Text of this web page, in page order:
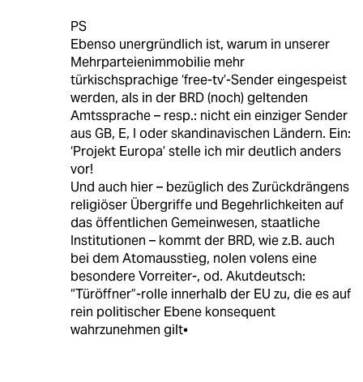
PS
Ebenso unergründlich ist, warum in unserer
Mehrparteienimmobilie mehr
türkischsprachige ‘free-tv’-Sender eingespeist
werden, als in der BRD (noch) geltenden
Amtssprache – resp.: nicht ein einziger Sender
aus GB, E, I oder skandinavischen Ländern. Ein:
‘Projekt Europa’ stelle ich mir deutlich anders
vor!
Und auch hier – bezüglich des Zurückdrängens
religiöser Übergriffe und Begehrlichkeiten auf
das öffentlichen Gemeinwesen, staatliche
Institutionen – kommt der BRD, wie z.B. auch
bei dem Atomausstieg, nolen volens eine
besondere Vorreiter-, od. Akutdeutsch:
“Türöffner”-rolle innerhalb der EU zu, die es auf
rein politischer Ebene konsequent
wahrzunehmen gilt•